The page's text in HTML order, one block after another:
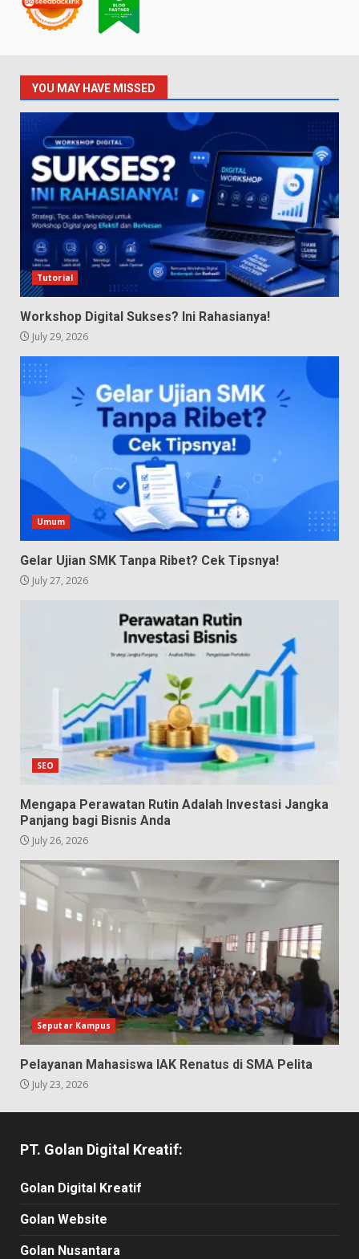
YOU MAY HAVE MISSED
Tutorial
Workshop Digital Sukses? Ini Rahasianya!
July 29, 2026
Umum
Gelar Ujian SMK Tanpa Ribet? Cek Tipsnya!
July 27, 2026
SEO
Mengapa Perawatan Rutin Adalah Investasi Jangka
Panjang bagi Bisnis Anda
July 26, 2026
Seputar Kampus
Pelayanan Mahasiswa IAK Renatus di SMA Pelita
July 23, 2026
PT. Golan Digital Kreatif:
Golan Digital Kreatif
Golan Website
Golan Nusantara